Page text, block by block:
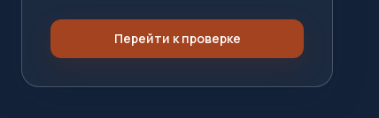
Перейти к проверке